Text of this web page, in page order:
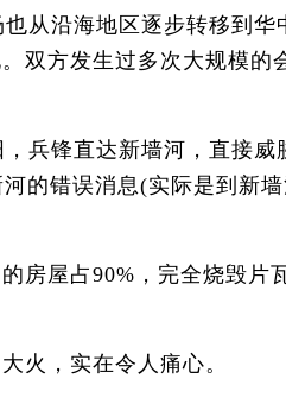
沿海地区逐步转移到华
双方发生过多次大规模
锋直达新墙河，直接威
的错误消息(实际是到新
屋占90%，完全烧毁片
，实在令人痛心。